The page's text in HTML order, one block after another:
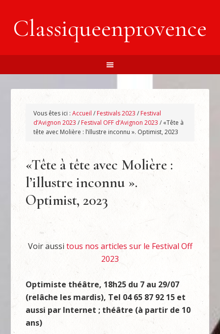
Classiqueenprovence
Vous êtes ici :Accueil / Festivals 2023 / Festival
d’Avignon 2023 / Festival OFF d’Avignon 2023 / «Tête à
tête avec Molière : l’illustre inconnu ». Optimist, 2023
«Tête à tête avec Molière :
l’illustre inconnu ».
Optimist, 2023
Voir aussi tous nos articles sur le Festival Off
2023
Optimiste théâtre, 18h25 du 7 au 29/07
(relâche les mardis), Tel 04 65 87 92 15 et
aussi par Internet ; théâtre (à partir de 10
ans)